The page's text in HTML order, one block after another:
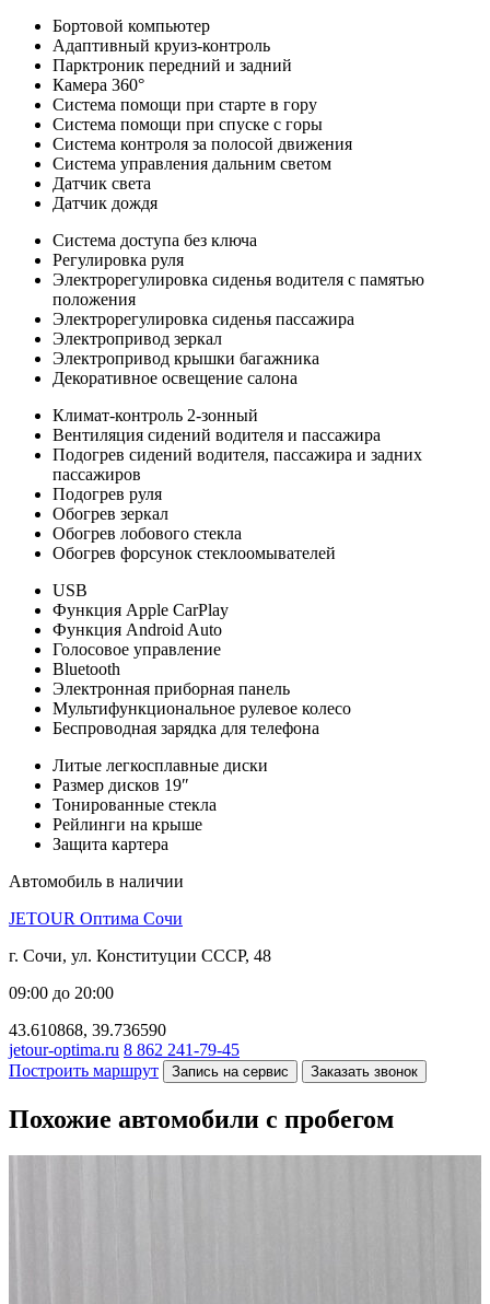
Бортовой компьютер
Адаптивный круиз-контроль
Парктроник передний и задний
Камера 360°
Система помощи при старте в гору
Система помощи при спуске с горы
Система контроля за полосой движения
Система управления дальним светом
Датчик света
Датчик дождя
Система доступа без ключа
Регулировка руля
Электрорегулировка сиденья водителя с памятью
положения
Электрорегулировка сиденья пассажира
Электропривод зеркал
Электропривод крышки багажника
Декоративное освещение салона
Климат-контроль 2-зонный
Вентиляция сидений водителя и пассажира
Подогрев сидений водителя, пассажира и задних
пассажиров
Подогрев руля
Обогрев зеркал
Обогрев лобового стекла
Обогрев форсунок стеклоомывателей
USB
Функция Apple CarPlay
Функция Android Auto
Голосовое управление
Bluetooth
Электронная приборная панель
Мультифункциональное рулевое колесо
Беспроводная зарядка для телефона
Литые легкосплавные диски
Размер дисков 19″
Тонированные стекла
Рейлинги на крыше
Защита картера
Автомобиль в наличии
JETOUR Оптима Сочи
г. Сочи, ул. Конституции СССР, 48
09:00 до 20:00
43.610868, 39.736590
jetour-optima.ru 8 862 241-79-45
Построить маршрут
Запись на сервис Заказать звонок
Похожие автомобили с пробегом